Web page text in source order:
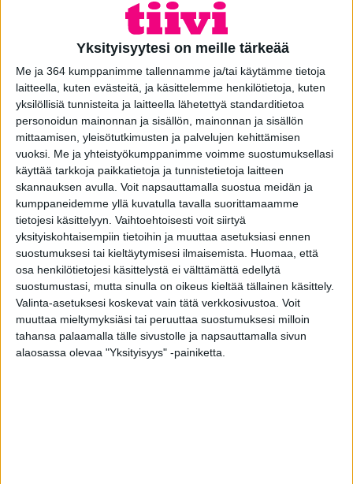
Yksityisyytesi on meille tärkeää
Me ja 364 kumppanimme tallennamme ja/tai käytämme tietoja
laitteella, kuten evästeitä, ja käsittelemme henkilötietoja, kuten
yksilöllisiä tunnisteita ja laitteella lähetettyä standarditietoa
personoidun mainonnan ja sisällön, mainonnan ja sisällön
mittaamisen, yleisötutkimusten ja palvelujen kehittämisen
vuoksi. Me ja yhteistyökumppanimme voimme suostumuksellasi
käyttää tarkkoja paikkatietoja ja tunnistetietoja laitteen
skannauksen avulla. Voit napsauttamalla suostua meidän ja
kumppaneidemme yllä kuvatulla tavalla suorittamaamme
tietojesi käsittelyyn. Vaihtoehtoisesti voit siirtyä
yksityiskohtaisempiin tietoihin ja muuttaa asetuksiasi ennen
suostumuksesi tai kieltäytymisesi ilmaisemista.
Huomaa, että
osa henkilötietojesi käsittelystä ei välttämättä edellytä
suostumustasi, mutta sinulla on oikeus kieltää tällainen käsittely.
Valinta-asetuksesi koskevat vain tätä verkkosivustoa. Voit
muuttaa mieltymyksiäsi tai peruuttaa suostumuksesi milloin
tahansa palaamalla tälle sivustolle ja napsauttamalla sivun
alaosassa olevaa "Yksityisyys" -painiketta.
79,4 mm ja oven karmissa on lujat ja kestävät liitokset.
Ovessa on 35 mm korkea tammikynnys ja kulutukselta
suojaavat alumiiniprofiilit. Paksumpi ulko-ovi rakenne antaa
erinomaisen suojan kylmyyttä vastaan. Laaja mallisto ja
kattavat lisävarusteet ovat saatavilla, kuten perinteisessä
ovirakenteessa.
TUTUSTU TUOTEKORTTIIN
Tutustu paksumman
ovirakenteen kuviin alta